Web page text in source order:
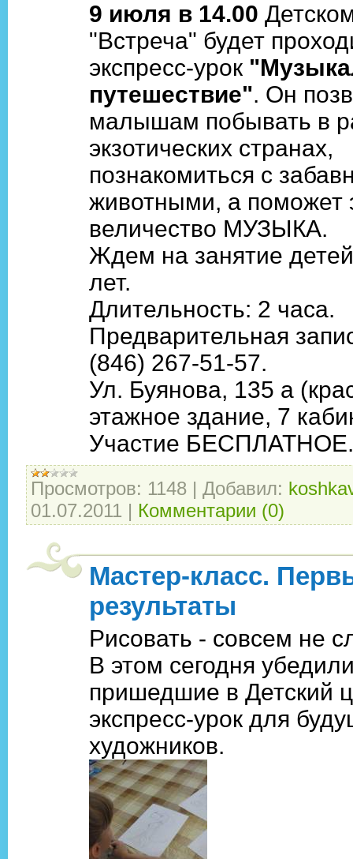
9 июля в 14.00
"Встреча" будет
экспресс-урок
путешествие". Он
малышам побывать в
экзотических странах,
познакомиться с
животными, а поможет
величество МУЗЫКА.
Ждем на занятие
лет.
Длительность: 2 часа.
Предварительная
(846) 267-51-57.
Ул. Буянова, 135 а
этажное здание, 7
Участие БЕСПЛАТНОЕ.
Просмотров: 1148 | Добавил:
01.07.2011 | Комментарии (0)
Мастер-класс.
результаты
Рисовать - совсем не
В этом сегодня
пришедшие в Детский
экспресс-урок для
художников.